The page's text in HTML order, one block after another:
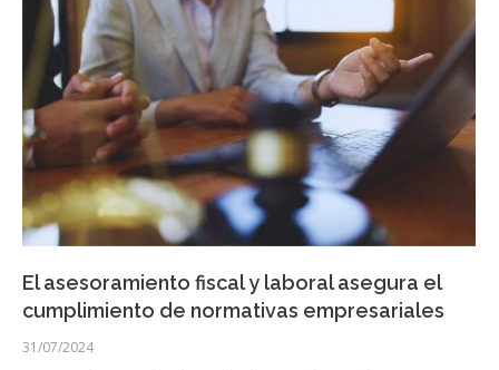
El asesoramiento fiscal y laboral asegura el
cumplimiento de normativas empresariales
31/07/2024